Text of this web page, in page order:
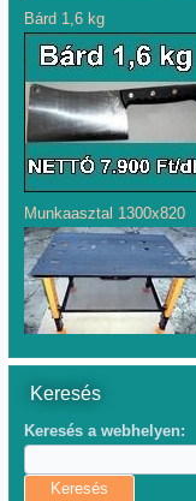
Bárd 1,6 kg
Munkaasztal 1300x820
Keresés
Keresés a webhelyen: